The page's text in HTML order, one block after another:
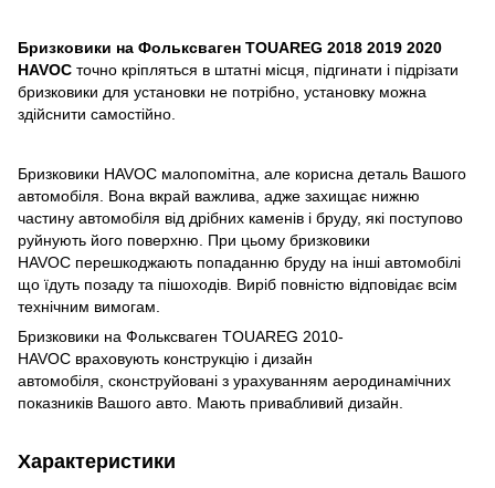
Бризковики на Фольксваген TOUAREG 2018 2019 2020
HAVOC точно кріпляться в штатні місця, підгинати і підрізати
бризковики для установки не потрібно, установку можна
здійснити самостійно.
Бризковики HAVOC малопомітна, але корисна деталь Вашого
автомобіля. Вона вкрай важлива, адже захищає нижню
частину автомобіля від дрібних каменів і бруду, які поступово
руйнують його поверхню. При цьому бризковики
HAVOC перешкоджають попаданню бруду на інші автомобілі
що їдуть позаду та пішоходів. Виріб повністю відповідає всім
технічним вимогам.
Бризковики на Фольксваген TOUAREG 2010-
HAVOC враховують конструкцію і дизайн
автомобіля, сконструйовані з урахуванням аеродинамічних
показників Вашого авто. Мають привабливий дизайн.
Характеристики